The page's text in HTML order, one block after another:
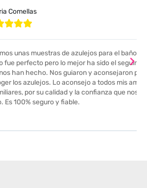
de azulejos para el baño. El
pero lo mejor ha sido el seguimiento
Nos guiaron y aconsejaron para
Lo aconsejo a todos mis amigos
su calidad y la confianza que nos han
y fiable.